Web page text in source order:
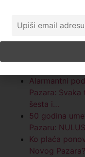
Predstava
festivalu u
Mikser
Alarmantni
Pazara:
šesta i…
50 godina
Pazaru:
Ko plaća
Novog